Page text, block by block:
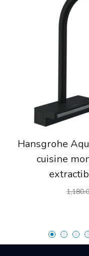
Hansgrohe
cuisine